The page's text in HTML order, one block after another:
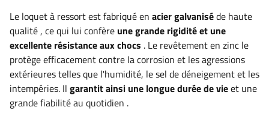
Le loquet à ressort est fabriqué en acier galvaniséde haute
qualité, ce qui lui confère une grande rigidité et une
excellente résistance aux chocs . Le revêtement en zinc le
protège efficacement contre la corrosion et les agressions
extérieures telles que l'humidité, le sel de déneigement et les
intempéries. Il garantit ainsi une longue durée de vieet une
grande fiabilité au quotidien .